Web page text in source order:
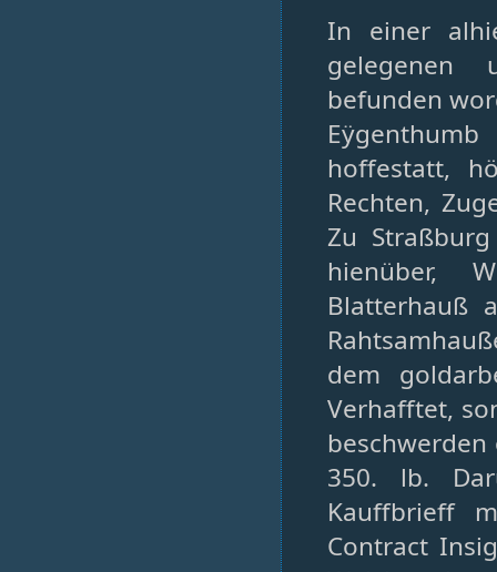
In einer
gelegenen
befunden
hoffestatt,
Rechten,
Zu
hienüber,
Blatterhauß
dem
Verhafftet,
350. lb.
Kauffbrieff
Contract